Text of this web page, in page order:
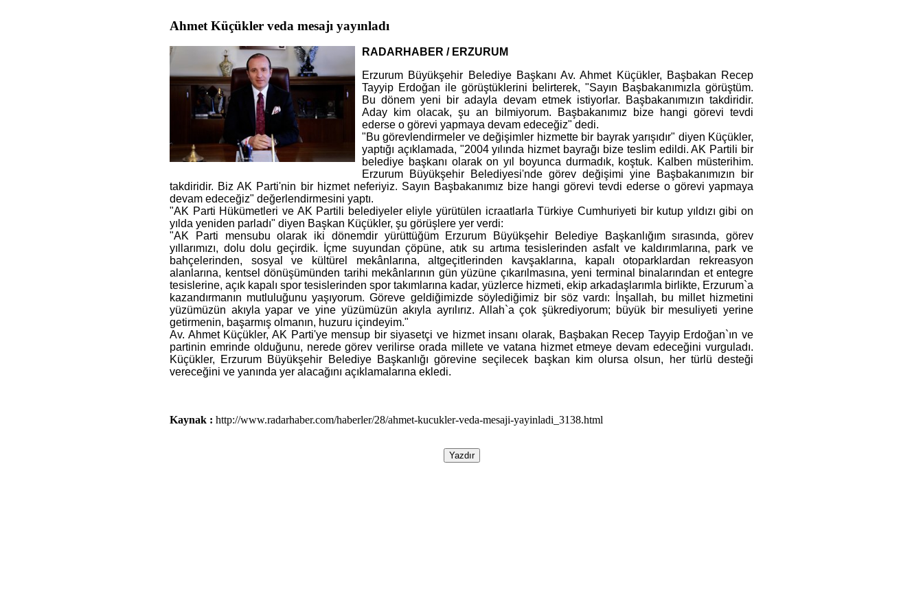
Ahmet Küçükler veda mesajı yayınladı
RADARHABER / ERZURUM
Erzurum Büyükşehir Belediye Başkanı Av. Ahmet Küçükler, Başbakan Recep
Tayyip Erdoğan ile görüştüklerini belirterek, "Sayın Başbakanımızla görüştüm.
Bu dönem yeni bir adayla devam etmek istiyorlar. Başbakanımızın takdiridir.
Aday kim olacak, şu an bilmiyorum. Başbakanımız bize hangi görevi tevdi
ederse o görevi yapmaya devam edeceğiz" dedi.
"Bu görevlendirmeler ve değişimler hizmette bir bayrak yarışıdır" diyen Küçükler,
yaptığı açıklamada, "2004 yılında hizmet bayrağı bize teslim edildi. AK Partili bir
belediye başkanı olarak on yıl boyunca durmadık, koştuk. Kalben müsterihim.
Erzurum Büyükşehir Belediyesi'nde görev değişimi yine Başbakanımızın bir
takdiridir. Biz AK Parti'nin bir hizmet neferiyiz. Sayın Başbakanımız bize hangi görevi tevdi ederse o görevi yapmaya
devam edeceğiz" değerlendirmesini yaptı.
"AK Parti Hükümetleri ve AK Partili belediyeler eliyle yürütülen icraatlarla Türkiye Cumhuriyeti bir kutup yıldızı gibi on
yılda yeniden parladı" diyen Başkan Küçükler, şu görüşlere yer verdi:
"AK Parti mensubu olarak iki dönemdir yürüttüğüm Erzurum Büyükşehir Belediye Başkanlığım sırasında, görev
yıllarımızı, dolu dolu geçirdik. İçme suyundan çöpüne, atık su artıma tesislerinden asfalt ve kaldırımlarına, park ve
bahçelerinden, sosyal ve kültürel mekânlarına, altgeçitlerinden kavşaklarına, kapalı otoparklardan rekreasyon
alanlarına, kentsel dönüşümünden tarihi mekânlarının gün yüzüne çıkarılmasına, yeni terminal binalarından et entegre
tesislerine, açık kapalı spor tesislerinden spor takımlarına kadar, yüzlerce hizmeti, ekip arkadaşlarımla birlikte, Erzurum`a
kazandırmanın mutluluğunu yaşıyorum. Göreve geldiğimizde söylediğimiz bir söz vardı: İnşallah, bu millet hizmetini
yüzümüzün akıyla yapar ve yine yüzümüzün akıyla ayrılırız. Allah`a çok şükrediyorum; büyük bir mesuliyeti yerine
getirmenin, başarmış olmanın, huzuru içindeyim."
Av. Ahmet Küçükler, AK Parti'ye mensup bir siyasetçi ve hizmet insanı olarak, Başbakan Recep Tayyip Erdoğan`ın ve
partinin emrinde olduğunu, nerede görev verilirse orada millete ve vatana hizmet etmeye devam edeceğini vurguladı.
Küçükler, Erzurum Büyükşehir Belediye Başkanlığı görevine seçilecek başkan kim olursa olsun, her türlü desteği
vereceğini ve yanında yer alacağını açıklamalarına ekledi.
Kaynak : http://www.radarhaber.com/haberler/28/ahmet-kucukler-veda-mesaji-yayinladi_3138.html
Yazdır